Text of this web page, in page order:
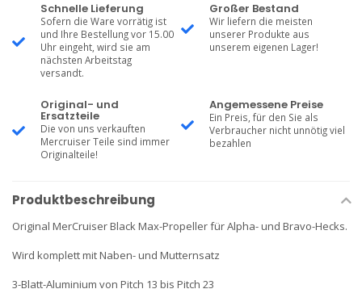
Schnelle Lieferung
Sofern die Ware vorrätig ist
und Ihre Bestellung vor 15.00
Uhr eingeht, wird sie am
nächsten Arbeitstag
versandt.
Großer Bestand
Wir liefern die meisten
unserer Produkte aus
unserem eigenen Lager!
Original- und
Ersatzteile
Die von uns verkauften
Mercruiser Teile sind immer
Originalteile!
Angemessene Preise
Ein Preis, für den Sie als
Verbraucher nicht unnötig viel
bezahlen
Produktbeschreibung
Original MerCruiser Black Max-Propeller für Alpha- und Bravo-Hecks.
Wird komplett mit Naben- und Mutternsatz
3-Blatt-Aluminium von Pitch 13 bis Pitch 23